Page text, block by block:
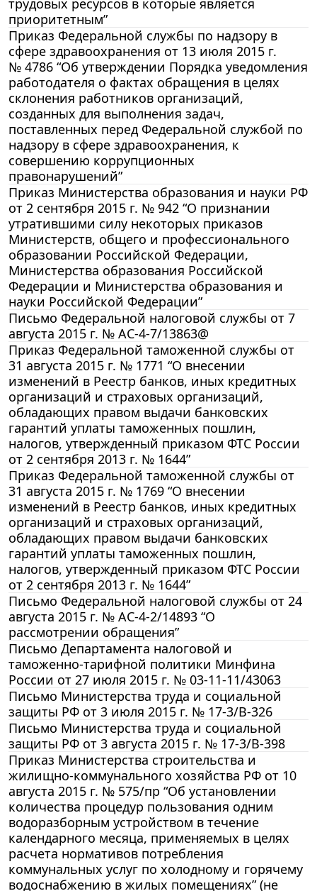
приоритетным”
Приказ Федеральной службы по надзору в
сфере здравоохранения от 13 июля 2015 г.
№ 4786 “Об утверждении Порядка уведомления
работодателя о фактах обращения в целях
склонения работников организаций,
созданных для выполнения задач,
поставленных перед Федеральной службой по
надзору в сфере здравоохранения, к
совершению коррупционных
правонарушений”
Приказ Министерства образования и науки РФ
от 2 сентября 2015 г. № 942 “О признании
утратившими силу некоторых приказов
Министерств, общего и профессионального
образовании Российской Федерации,
Министерства образования Российской
Федерации и Министерства образования и
науки Российской Федерации”
Письмо Федеральной налоговой службы от 7
августа 2015 г. № АС-4-7/13863@
Приказ Федеральной таможенной службы от
31 августа 2015 г. № 1771 “О внесении
изменений в Реестр банков, иных кредитных
организаций и страховых организаций,
обладающих правом выдачи банковских
гарантий уплаты таможенных пошлин,
налогов, утвержденный приказом ФТС России
от 2 сентября 2013 г. № 1644”
Приказ Федеральной таможенной службы от
31 августа 2015 г. № 1769 “О внесении
изменений в Реестр банков, иных кредитных
организаций и страховых организаций,
обладающих правом выдачи банковских
гарантий уплаты таможенных пошлин,
налогов, утвержденный приказом ФТС России
от 2 сентября 2013 г. № 1644”
Письмо Федеральной налоговой службы от 24
августа 2015 г. № АС-4-2/14893 “О
рассмотрении обращения”
Письмо Департамента налоговой и
таможенно-тарифной политики Минфина
России от 27 июля 2015 г. № 03-11-11/43063
Письмо Министерства труда и социальной
защиты РФ от 3 июля 2015 г. № 17-3/В-326
Письмо Министерства труда и социальной
защиты РФ от 3 августа 2015 г. № 17-3/В-398
Приказ Министерства строительства и
жилищно-коммунального хозяйства РФ от 10
августа 2015 г. № 575/пр “Об установлении
количества процедур пользования одним
водоразборным устройством в течение
календарного месяца, применяемых в целях
расчета нормативов потребления
коммунальных услуг по холодному и горячему
водоснабжению в жилых помещениях” (не